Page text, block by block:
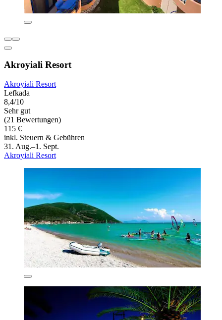
Akroyiali Resort
Akroyiali Resort
Lefkada
8,4/10
Sehr gut
(21 Bewertungen)
115 €
inkl. Steuern & Gebühren
31. Aug.–1. Sept.
Akroyiali Resort